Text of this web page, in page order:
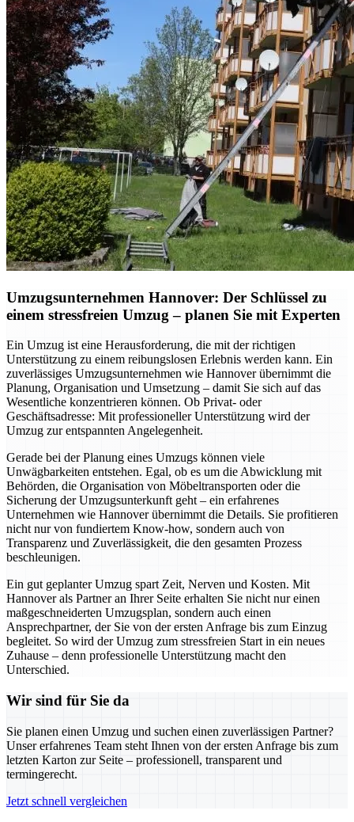
Umzugsunternehmen Hannover: Der Schlüssel zu
einem stressfreien Umzug – planen Sie mit Experten
Ein Umzug ist eine Herausforderung, die mit der richtigen
Unterstützung zu einem reibungslosen Erlebnis werden kann. Ein
zuverlässiges Umzugsunternehmen wie Hannover übernimmt die
Planung, Organisation und Umsetzung – damit Sie sich auf das
Wesentliche konzentrieren können. Ob Privat- oder
Geschäftsadresse: Mit professioneller Unterstützung wird der
Umzug zur entspannten Angelegenheit.
Gerade bei der Planung eines Umzugs können viele
Unwägbarkeiten entstehen. Egal, ob es um die Abwicklung mit
Behörden, die Organisation von Möbeltransporten oder die
Sicherung der Umzugsunterkunft geht – ein erfahrenes
Unternehmen wie Hannover übernimmt die Details. Sie profitieren
nicht nur von fundiertem Know-how, sondern auch von
Transparenz und Zuverlässigkeit, die den gesamten Prozess
beschleunigen.
Ein gut geplanter Umzug spart Zeit, Nerven und Kosten. Mit
Hannover als Partner an Ihrer Seite erhalten Sie nicht nur einen
maßgeschneiderten Umzugsplan, sondern auch einen
Ansprechpartner, der Sie von der ersten Anfrage bis zum Einzug
begleitet. So wird der Umzug zum stressfreien Start in ein neues
Zuhause – denn professionelle Unterstützung macht den
Unterschied.
Wir sind für Sie da
Sie planen einen Umzug und suchen einen zuverlässigen Partner?
Unser erfahrenes Team steht Ihnen von der ersten Anfrage bis zum
letzten Karton zur Seite – professionell, transparent und
termingerecht.
Jetzt schnell vergleichen